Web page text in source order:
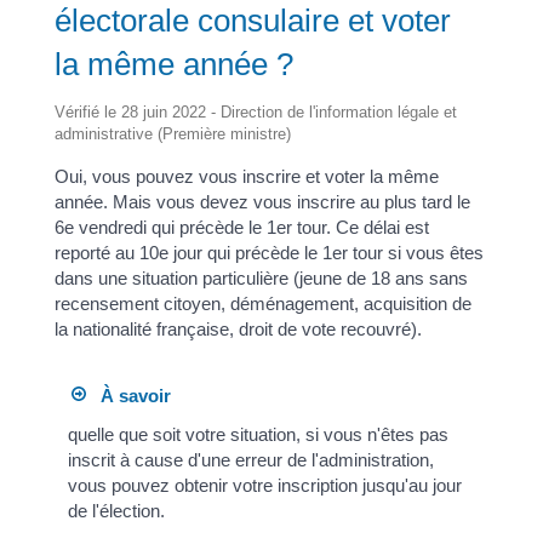
électorale consulaire et voter
la même année ?
Vérifié le 28 juin 2022 - Direction de l'information légale et
administrative (Première ministre)
Oui, vous pouvez vous inscrire et voter la même
année. Mais vous devez vous inscrire au plus tard le
6evendredi qui précède le 1ertour. Ce délai est
reporté au 10ejour qui précède le 1ertour si vous êtes
dans une situation particulière (jeune de 18 ans sans
recensement citoyen, déménagement, acquisition de
la nationalité française, droit de vote recouvré).
À savoir
quelle que soit votre situation, si vous n'êtes pas
inscrit à cause d'une erreur de l'administration,
vous pouvez obtenir votre inscription jusqu'au jour
de l'élection.